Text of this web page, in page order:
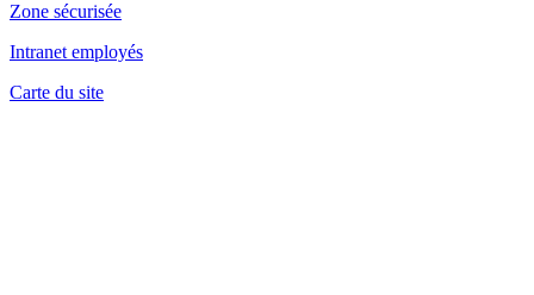
Zone sécurisée
Intranet employés
Carte du site